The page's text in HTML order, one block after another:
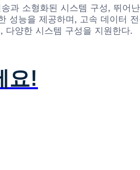
과 소형화된 시스템 구성, 뛰어
성능을 제공하며, 고속 데이터
다양한 시스템 구성을 지원한다.
요!